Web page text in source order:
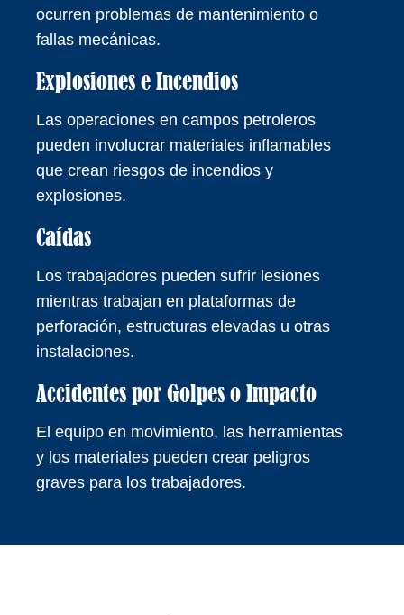
ocurren problemas de mantenimiento o
fallas mecánicas.
Explosiones e Incendios
Las operaciones en campos petroleros
pueden involucrar materiales inflamables
que crean riesgos de incendios y
explosiones.
Caídas
Los trabajadores pueden sufrir lesiones
mientras trabajan en plataformas de
perforación, estructuras elevadas u otras
instalaciones.
Accidentes por Golpes o Impacto
El equipo en movimiento, las herramientas
y los materiales pueden crear peligros
graves para los trabajadores.